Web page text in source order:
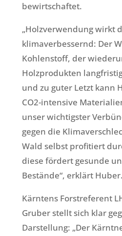
bewirtschaftet.
„Holzverwendung wirkt
klimaverbessernd: Der
Kohlenstoff, der
Holzprodukten
und zu guter Letzt kann
CO2-intensive
unser wichtigster
gegen die
Wald selbst profitiert
diese fördert gesunde
Bestände“, erklärt Huber.
Kärntens Forstreferent
Gruber stellt sich klar
Darstellung: „Der